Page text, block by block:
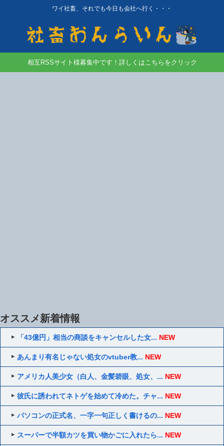
ワイ社畜、それでも今日も会社へ行く・・・
相互RSSサイト様募集中です！詳しくはこちらをクリック
オススメ新着情報
「43億円」相当の商談をキャンセルした女... NEW
あんまり有名じゃない処女のvtuber教... NEW
アメリカ人美少女（白人、金髪碧眼、処女、... NEW
彼氏に誘われてネトゲを始めて冷めた。チャ... NEW
パソコンの正式名、一字一句正しく書けるの... NEW
スーパーで半額カツを買い物かごに入れたら... NEW